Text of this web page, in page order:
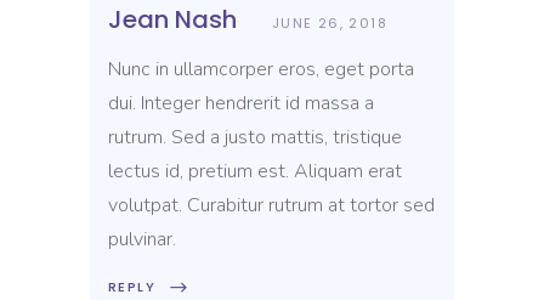
Jean Nash JUNE 26, 2018
Nunc in ullamcorper eros, eget porta
dui. Integer hendrerit id massa a
rutrum. Sed a justo mattis, tristique
lectus id, pretium est. Aliquam erat
volutpat. Curabitur rutrum at tortor sed
pulvinar.
REPLY